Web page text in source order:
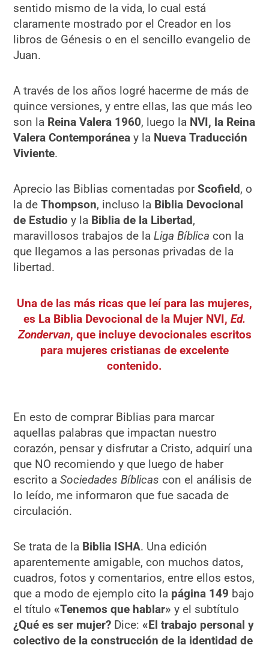
sentido mismo de la vida, lo cual está
claramente mostrado por el Creador en los
libros de Génesis o en el sencillo evangelio de
Juan.
A través de los años logré hacerme de más de
quince versiones, y entre ellas, las que más leo
son la Reina Valera 1960, luego la NVI, la Reina
Valera Contemporánea y la Nueva Traducción
Viviente.
Aprecio las Biblias comentadas porScofield, o
la deThompson, incluso la Biblia Devocional
de Estudio y la Biblia de la Libertad,
maravillosos trabajos de laLiga Bíblica con la
que llegamos a las personas privadas de la
libertad.
Una de las más ricas que leí para las mujeres,
es La Biblia Devocional de la Mujer NVI, Ed.
Zondervan, que incluye devocionales escritos
para mujeres cristianas de excelente
contenido.
En esto de comprar Biblias para marcar
aquellas palabras que impactan nuestro
corazón, pensar y disfrutar a Cristo, adquirí una
que NO recomiendo y que luego de haber
escrito aSociedades Bíblicas con el análisis de
lo leído, me informaron que fue sacada de
circulación.
Se trata de la Biblia ISHA. Una edición
aparentemente amigable, con muchos datos,
cuadros, fotos y comentarios, entre ellos estos,
que a modo de ejemplo cito la página 149 bajo
el título «Tenemos que hablar» y el subtítulo
¿Qué es ser mujer? Dice: «El trabajo personal y
colectivo de la construcción de la identidad de